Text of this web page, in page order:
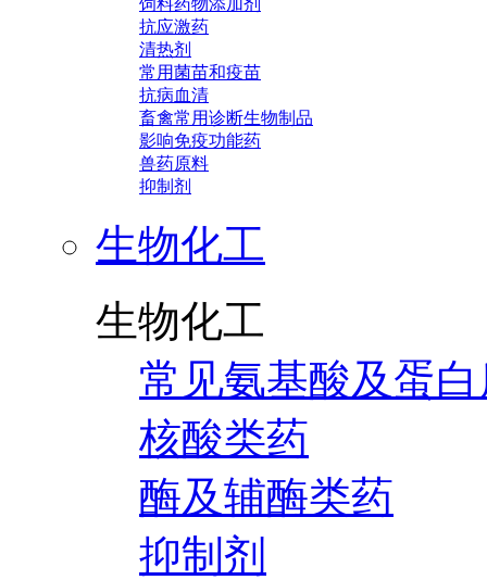
饲料药物添加剂
抗应激药
清热剂
常用菌苗和疫苗
抗病血清
畜禽常用诊断生物制品
影响免疫功能药
兽药原料
抑制剂
生物化工
生物化工
常见氨基酸及蛋
核酸类药
酶及辅酶类药
抑制剂